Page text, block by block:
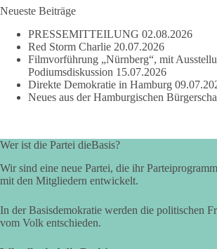
Neueste Beiträge
PRESSEMITTEILUNG 02.08.2026
Red Storm Charlie 20.07.2026
Filmvorführung „Nürnberg“, mit
Podiumsdiskussion 15.07.2026
Direkte Demokratie in Hamburg
Neues aus der Hamburgischen
Wer ist die Partei dieBasis?
Wir sind eine neue Partei, die ihr
mit den Mitgliedern entwickelt.
In der Basisdemokratie werden die politischen
vom Volk entschieden.